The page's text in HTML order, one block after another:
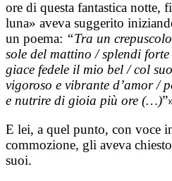
ore di questa fantastica notte,
luna» aveva suggerito
un poema: “Tra un
sole del mattino / splendi
giace fedele il mio bel / col
vigoroso e vibrante d’amor /
e nutrire di gioia più ore (…)
E lei, a quel punto, con voce
commozione, gli aveva
suoi.